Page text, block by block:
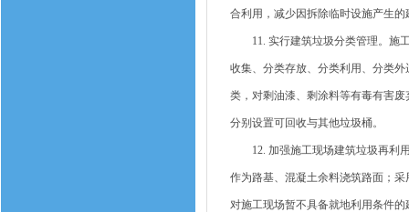
合利用，减少因拆除临时设施产生的
11. 实行建筑垃圾分类管理。施工
收集、分类存放、分类利用、分类
类，对剩油漆、剩涂料等有毒有害
分别设置可回收与其他垃圾桶。
12. 加强施工现场建筑垃圾再利用
作为路基、混凝土余料浇筑路面；
对施工现场暂不具备就地利用条件